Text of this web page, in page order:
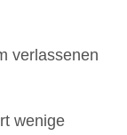
verlassenen
wenige